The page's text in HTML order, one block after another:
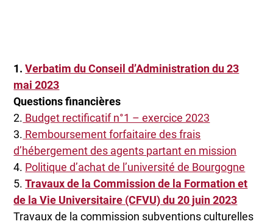
1.Verbatim du Conseil d’Administration du 23
mai 2023
Questions financières
2. Budget rectificatif n°1 – exercice 2023
3. Remboursement forfaitaire des frais
d’hébergement des agents partant en mission
4. Politique d’achat de l’université de Bourgogne
5.Travaux de la Commission de la Formation et
de la Vie Universitaire (CFVU) du 20 juin 2023
Travaux de la commission subventions culturelles